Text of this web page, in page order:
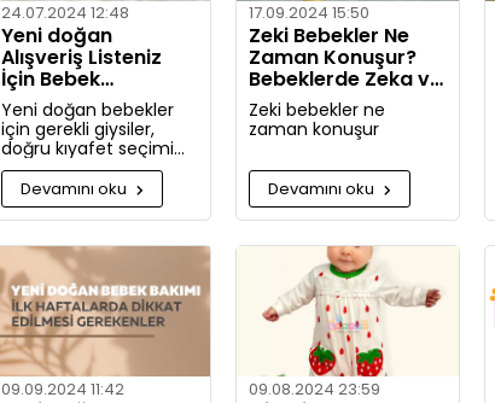
24.07.2024 12:48
Yeni doğan
Alışveriş Listeniz
İçin Bebek
Kıyafetleri Nelerdir?
Yeni doğan bebekler
için gerekli giysiler,
doğru kıyafet seçimi
ve alışveriş zamanı
hakkında kapsamlı
bilgiler ve tavsiyeler.
Devamını oku
17.09.2024 15:50
Zeki Bebekler Ne
Zaman Konuşur?
Bebeklerde Zeka ve
Dil Gelişimi
Zeki bebekler ne
zaman konuşur
Devamını oku
09.09.2024 11:42 09.08.2024 23:59